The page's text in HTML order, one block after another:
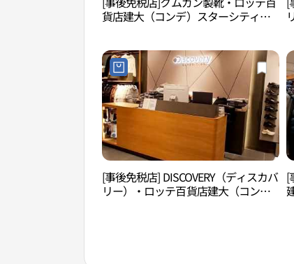
貨店建大（コンデ）スターシティ店
[事後免税店] DISCOVERY（ディスカバ
リー）・ロッテ百貨店建大（コン
[